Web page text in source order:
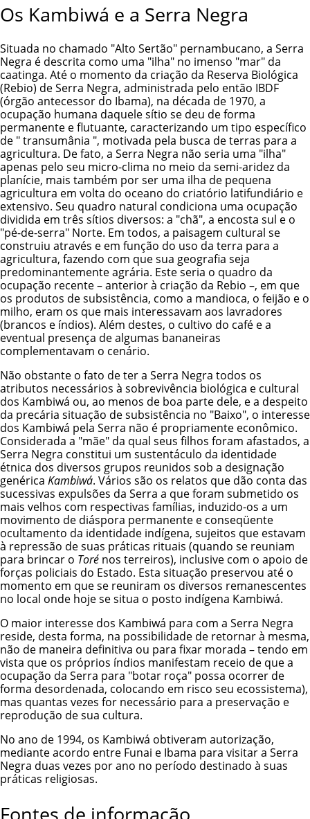
Os Kambiwá e a Serra Negra
Situada no chamado "Alto Sertão" pernambucano, a Serra
Negra é descrita como uma "ilha" no imenso "mar" da
caatinga. Até o momento da criação da Reserva Biológica
(Rebio) de Serra Negra, administrada pelo então IBDF
(órgão antecessor do Ibama), na década de 1970, a
ocupação humana daquele sítio se deu de forma
permanente e flutuante, caracterizando um tipo específico
de " transumânia ", motivada pela busca de terras para a
agricultura. De fato, a Serra Negra não seria uma "ilha"
apenas pelo seu micro-clima no meio da semi-aridez da
planície, mais também por ser uma ilha de pequena
agricultura em volta do oceano do criatório latifundiário e
extensivo. Seu quadro natural condiciona uma ocupação
dividida em três sítios diversos: a "chã", a encosta sul e o
"pé-de-serra" Norte. Em todos, a paisagem cultural se
construiu através e em função do uso da terra para a
agricultura, fazendo com que sua geografia seja
predominantemente agrária. Este seria o quadro da
ocupação recente – anterior à criação da Rebio –, em que
os produtos de subsistência, como a mandioca, o feijão e o
milho, eram os que mais interessavam aos lavradores
(brancos e índios). Além destes, o cultivo do café e a
eventual presença de algumas bananeiras
complementavam o cenário.
Não obstante o fato de ter a Serra Negra todos os
atributos necessários à sobrevivência biológica e cultural
dos Kambiwá ou, ao menos de boa parte dele, e a despeito
da precária situação de subsistência no "Baixo", o interesse
dos Kambiwá pela Serra não é propriamente econômico.
Considerada a "mãe" da qual seus filhos foram afastados, a
Serra Negra constitui um sustentáculo da identidade
étnica dos diversos grupos reunidos sob a designação
genérica Kambiwá. Vários são os relatos que dão conta das
sucessivas expulsões da Serra a que foram submetido os
mais velhos com respectivas famílias, induzido-os a um
movimento de diáspora permanente e conseqüente
ocultamento da identidade indígena, sujeitos que estavam
à repressão de suas práticas rituais (quando se reuniam
para brincar o Toré nos terreiros), inclusive com o apoio de
forças policiais do Estado. Esta situação preservou até o
momento em que se reuniram os diversos remanescentes
no local onde hoje se situa o posto indígena Kambiwá.
O maior interesse dos Kambiwá para com a Serra Negra
reside, desta forma, na possibilidade de retornar à mesma,
não de maneira definitiva ou para fixar morada – tendo em
vista que os próprios índios manifestam receio de que a
ocupação da Serra para "botar roça" possa ocorrer de
forma desordenada, colocando em risco seu ecossistema),
mas quantas vezes for necessário para a preservação e
reprodução de sua cultura.
No ano de 1994, os Kambiwá obtiveram autorização,
mediante acordo entre Funai e Ibama para visitar a Serra
Negra duas vezes por ano no período destinado à suas
práticas religiosas.